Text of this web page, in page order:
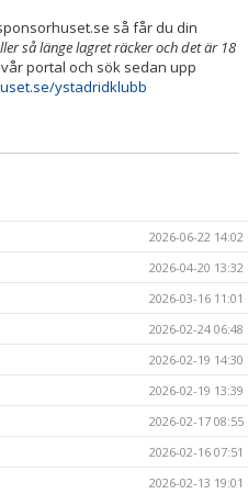
så får du din
så länge lagret räcker och det är 18
portal och sök sedan upp
ystadridklubb
2026-06-22 14:02
2026-04-20 13:32
2026-03-16 11:01
2026-02-24 06:48
2026-02-19 14:30
2026-02-19 13:39
2026-02-17 08:55
2026-02-16 07:51
2026-02-13 19:01